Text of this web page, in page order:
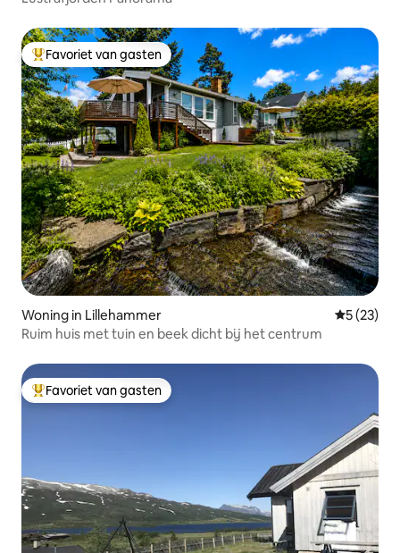
Topfavoriet van gasten
Favoriet van gasten
Woning in Lillehammer
5 (23)
Ruim huis met tuin en beek dicht bij het centrum
Topfavoriet van gasten
Favoriet van gasten